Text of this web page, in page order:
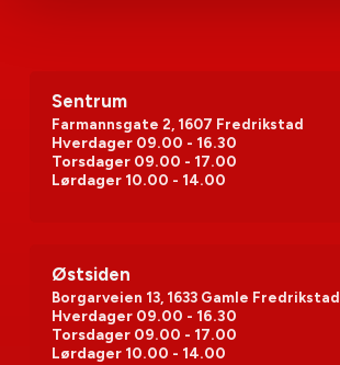
Sentrum
Farmannsgate 2, 1607 Fredrikstad
Hverdager 09.00 - 16.30
Torsdager 09.00 - 17.00
Lørdager 10.00 - 14.00
Østsiden
Borgarveien 13, 1633 Gamle Fredrikstad
Hverdager 09.00 - 16.30
Torsdager 09.00 - 17.00
Lørdager 10.00 - 14.00